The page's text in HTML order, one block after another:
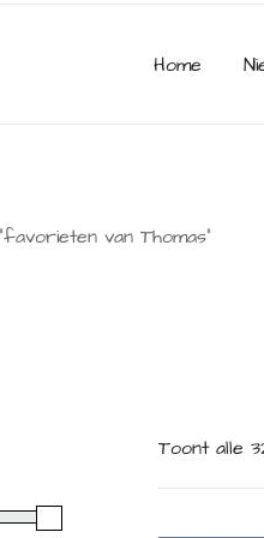
Home
van Thomas”
Toont alle